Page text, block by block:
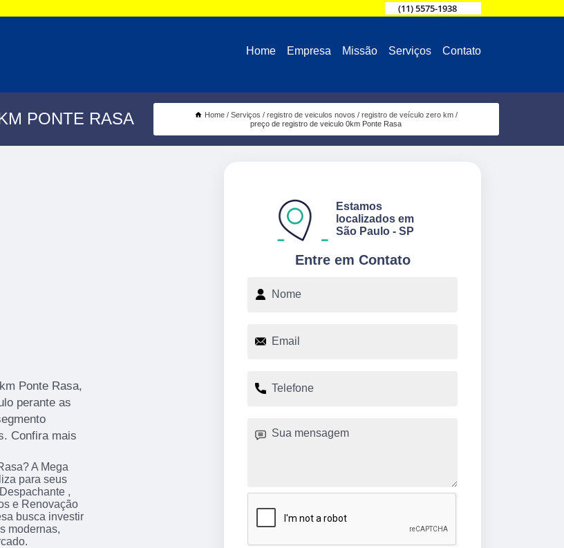
(11) 5575-1938
Home Empresa Missão Serviços Contato
PONTE RASA Home Serviços registro de veiculos novos
registro de veículo zero km
preço de registro de veiculo 0km Ponte Rasa
Ponte Rasa,
perante as
Confira mais
A Mega
para seus
,
e Renovação
busca investir
modernas,
Entre em Contato
Estamos
localizados em
São Paulo - SP